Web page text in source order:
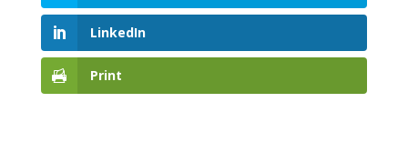
LinkedIn
Print